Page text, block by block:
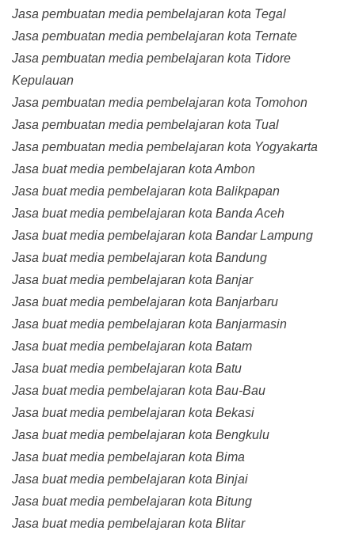
Jasa pembuatan media pembelajaran kota Tegal
Jasa pembuatan media pembelajaran kota Ternate
Jasa pembuatan media pembelajaran kota Tidore
Kepulauan
Jasa pembuatan media pembelajaran kota Tomohon
Jasa pembuatan media pembelajaran kota Tual
Jasa pembuatan media pembelajaran kota Yogyakarta
Jasa buat media pembelajaran kota Ambon
Jasa buat media pembelajaran kota Balikpapan
Jasa buat media pembelajaran kota Banda Aceh
Jasa buat media pembelajaran kota Bandar Lampung
Jasa buat media pembelajaran kota Bandung
Jasa buat media pembelajaran kota Banjar
Jasa buat media pembelajaran kota Banjarbaru
Jasa buat media pembelajaran kota Banjarmasin
Jasa buat media pembelajaran kota Batam
Jasa buat media pembelajaran kota Batu
Jasa buat media pembelajaran kota Bau-Bau
Jasa buat media pembelajaran kota Bekasi
Jasa buat media pembelajaran kota Bengkulu
Jasa buat media pembelajaran kota Bima
Jasa buat media pembelajaran kota Binjai
Jasa buat media pembelajaran kota Bitung
Jasa buat media pembelajaran kota Blitar